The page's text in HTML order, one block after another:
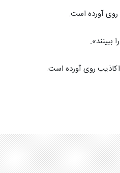
روی آورده است.
ببینند».
روی آورده است.